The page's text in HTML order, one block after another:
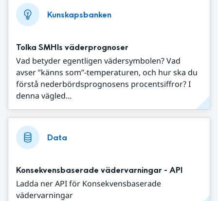
Kunskapsbanken
Tolka SMHIs väderprognoser
Vad betyder egentligen vädersymbolen? Vad
avser ”känns som”-temperaturen, och hur ska du
förstå nederbördsprognosens procentsiffror? I
denna vägled...
Data
Konsekvensbaserade vädervarningar - API
Ladda ner API för Konsekvensbaserade
vädervarningar